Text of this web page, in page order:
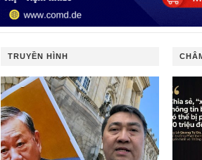
TRUYỀN HÌNH